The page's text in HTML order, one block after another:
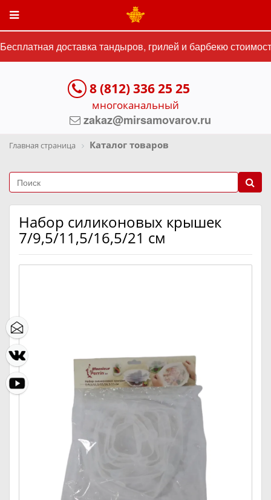
доставка тандыров, грилей и барбекю
8 (812) 336 25 25
многоканальный
zakaz@mirsamovarov.ru
Главная страница Каталог товаров
Набор силиконовых крышек
7/9,5/11,5/16,5/21 см